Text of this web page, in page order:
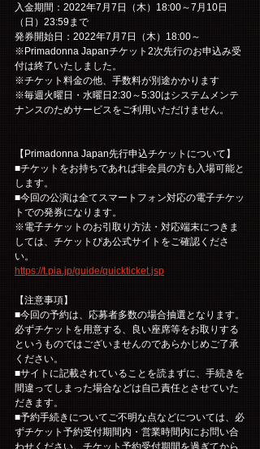
入金期間：2022年7月7日（木）18:00～7月10日
（日）23:59まで
発券開始日：2022年7月7日（木）18:00～
※Primadonna Japanチケット2次先行のお申込み受
付は終了いたしました。
※チケット料金の他、手数料が別途かかります
※毎週火曜日・水曜日2:30～5:30はシステムメンテ
ナンスのためサービスをご利用いただけません。
【Primadonna Japan先行申込チケットについて】
■チケットをお持ちであれば非会員の方も入場可能と
します。
■今回の公演は全てスマートフォン対応の電子チケッ
トでの発券になります。
※電子チケットのお引取り方法・対応端末につきま
しては、チケットぴあ公式サイトをご確認くださ
い。
https://t.pia.jp/guide/quickticket.jsp
【注意事項】
■今回の予約は、応募者多数の場合抽選となります。
必ずチケットを用意する、良い座席等をお取りする
というものではございませんのであらかじめご了承
ください。
■サイトに記載されていることを読まずに、手続きを
間違ってしまった場合などは自己責任とさせていた
だきます。
■予約手続きについてご不明な点などについては、必
ずチケット予約受付期間内・営業時間内にお問い合
わせください。チケット予約受付期間を過ぎてから